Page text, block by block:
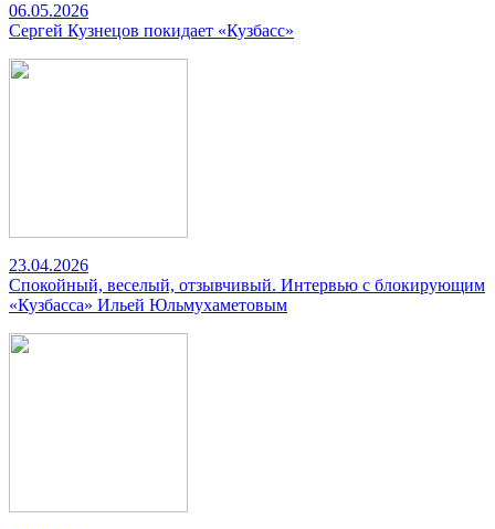
06.05.2026
Сергей Кузнецов покидает «Кузбасс»
23.04.2026
Спокойный, веселый, отзывчивый. Интервью с блокирующим
«Кузбасса» Ильей Юльмухаметовым